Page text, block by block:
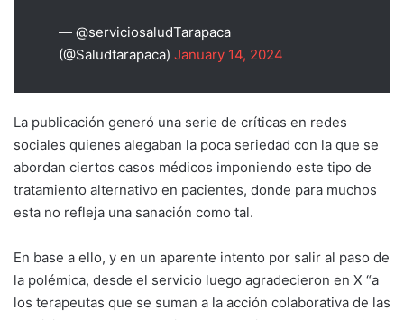
— @serviciosaludTarapaca
(@Saludtarapaca) January 14, 2024
La publicación generó una serie de críticas en redes
sociales quienes alegaban la poca seriedad con la que se
abordan ciertos casos médicos imponiendo este tipo de
tratamiento alternativo en pacientes, donde para muchos
esta no refleja una sanación como tal.
En base a ello, y en un aparente intento por salir al paso de
la polémica, desde el servicio luego agradecieron en X “a
los terapeutas que se suman a la acción colaborativa de las